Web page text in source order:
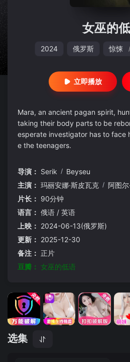
女巫的
2024 俄罗斯 惊悚 /
立即播放
Mara, an ancient pagan spirit,
taking their body parts to be
esperate investigator has to face
e the teenagers.
导演： Serik / Beyseu
主演： 玛丽安娜·斯皮瓦克 / 阿图
片长： 90分钟
语言： 俄语 / 英语
上映： 2024-06-13(俄罗斯)
更新： 2025-12-30
备注： 正片
豆瓣： 女巫的低语
选集